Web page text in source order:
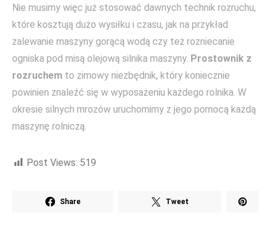
Nie musimy więc już stosować dawnych technik rozruchu,
które kosztują dużo wysiłku i czasu, jak na przykład
zalewanie maszyny gorącą wodą czy też rozniecanie
ogniska pod misą olejową silnika maszyny. Prostownik z
rozruchem to zimowy niezbędnik, który koniecznie
powinien znaleźć się w wyposażeniu każdego rolnika. W
okresie silnych mrozów uruchomimy z jego pomocą każdą
maszynę rolniczą.
Post Views: 519
Share Tweet